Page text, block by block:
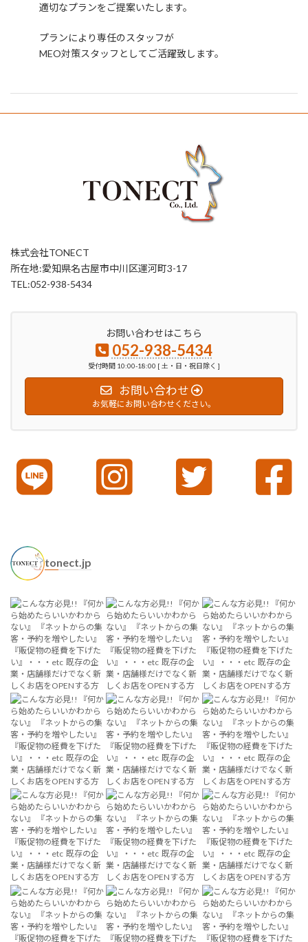
適切なプランをご提案いたします。
プランにより専任のスタッフが
MEO対策スタッフとしてご活躍致します。
株式会社TONECT
所在地:愛知県名古屋市中川区運河町3-17
TEL:052-938-5434
お問い合わせはこちら
052-938-5434
受付時間 10:00-18:00 [ 土・日・祝日除く ]
お問い合わせ
お気軽にお問い合わせください。
tonect.jp